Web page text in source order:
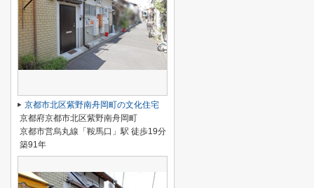
京都市北区紫野南舟岡町の文化住宅
京都府京都市北区紫野南舟岡町
京都市営烏丸線「鞍馬口」駅 徒歩19分
築91年